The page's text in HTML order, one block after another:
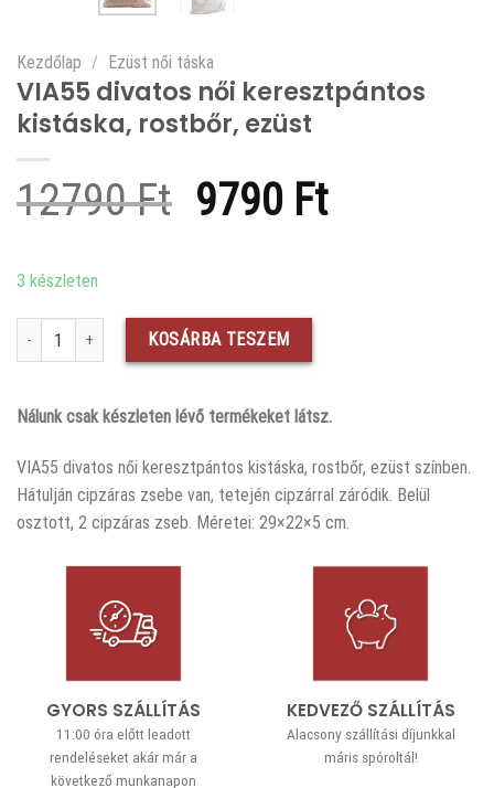
Kezdőlap / Ezüst női táska
VIA55 divatos női keresztpántos
kistáska, rostbőr, ezüst
12790Ft Original
12790 Ft.
9790 FtCurrent
3 készleten
VIA55 divatos női keresztpántos kistáska, rostbőr, ezüst mennyiség
KOSÁRBA TESZEM
Nálunk csak készleten lévő termékeket látsz.
VIA55 divatos női keresztpántos kistáska, rostbőr, ezüst színben.
Hátulján cipzáras zsebe van, tetején cipzárral záródik. Belül
osztott, 2 cipzáras zseb. Méretei: 29×22×5 cm.
GYORS SZÁLLÍTÁS
11:00 óra előtt leadott
rendeléseket akár már a
következő munkanapon
KEDVEZŐ SZÁLLÍTÁS
Alacsony szállítási díjunkkal
máris spóroltál!